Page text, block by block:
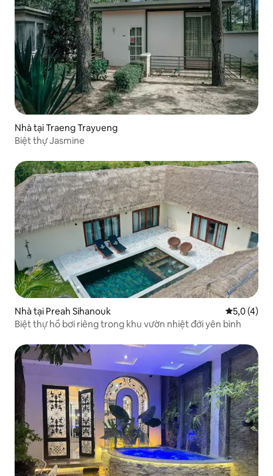
Nhà tại Traeng Trayueng
Biệt thự Jasmine
Nhà tại Preah Sihanouk Xếp hạng
5,0 (4)
Biệt thự hồ bơi riêng trong khu vườn nhiệt đới yên bình